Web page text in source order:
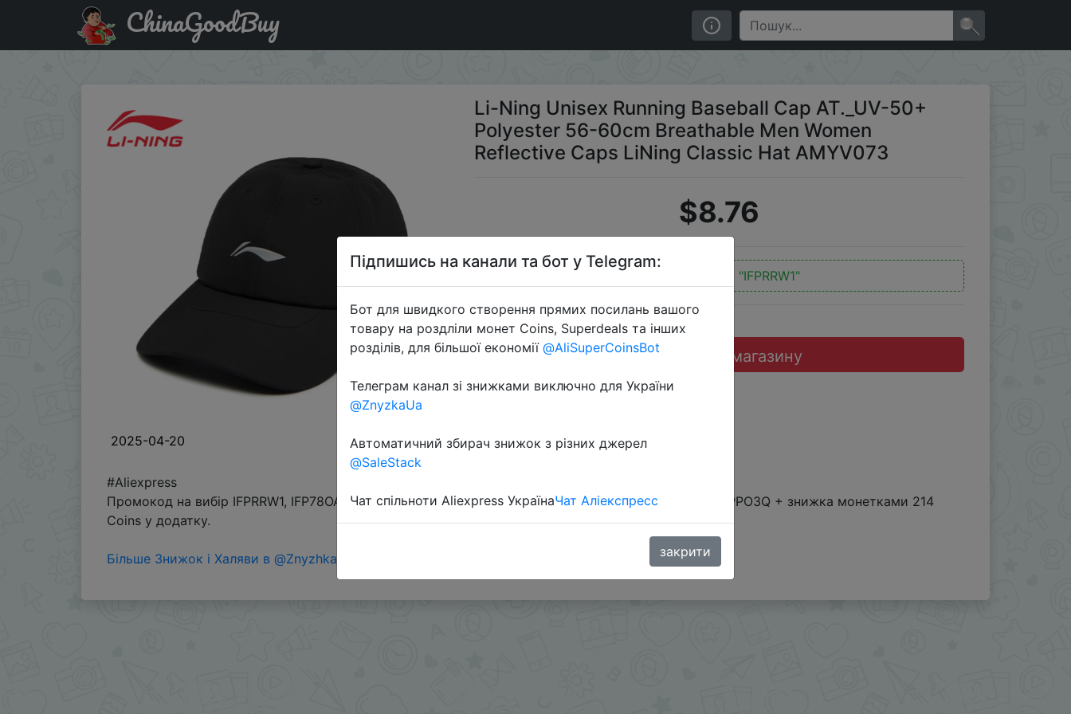
Купити по знижці IFPRRW1 Li-Ning Unisex Running Baseball Cap AT._UV-50+ Polyester 56-60cm Breathable Men Women Reflective Caps LiNing Classic Hat AMYV073
ChinaGoodBuy
2025-04-20
Li-Ning Unisex Running Baseball Cap AT._UV-50+
Polyester 56-60cm Breathable Men Women
Reflective Caps LiNing Classic Hat AMYV073
$8.76
"IFPRRW1"
Перейти до магазину
#Aliexpress
Промокод на вибір IFPRRW1, IFP78OA, IFPSC6T, IFPWJOW, IFP0JUN, IFPFNMU, IFPUQPZ, IFPWJOW, IFPPO3Q + знижка монетками 214
Coins у додатку.
Більше Знижок і Халяви в @ZnyzhkaUA
Підпишись на канали та бот у Telegram:
Бот для швидкого створення прямих посилань вашого
товару на роздліли монет Coins, Superdeals та інших
розділів, для більшої економії @AliSuperCoinsBot
Телеграм канал зі знижками виключно для України
@ZnyzkaUa
Автоматичний збирач знижок з різних джерел
@SaleStack
Чат спільноти Aliexpress УкраїнаЧат Аліекспресс
закрити